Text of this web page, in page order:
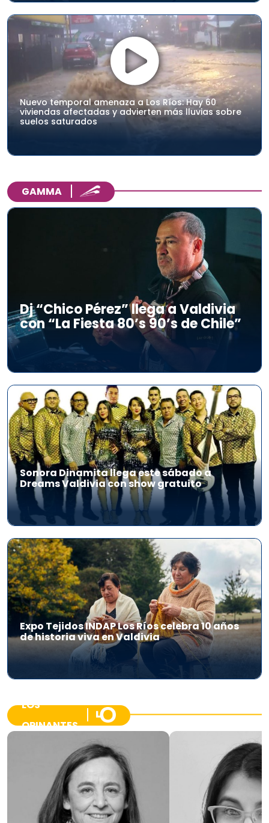
Nuevo temporal amenaza a Los Ríos: Hay 60
viviendas afectadas y advierten más lluvias sobre
suelos saturados
GAMMA
Dj “Chico Pérez” llega a Valdivia
con “La Fiesta 80’s 90’s de Chile”
Sonora Dinamita llega este sábado a
Dreams Valdivia con show gratuito
Expo Tejidos INDAP Los Ríos celebra 10 años
de historia viva en Valdivia
LOS
OPINANTES